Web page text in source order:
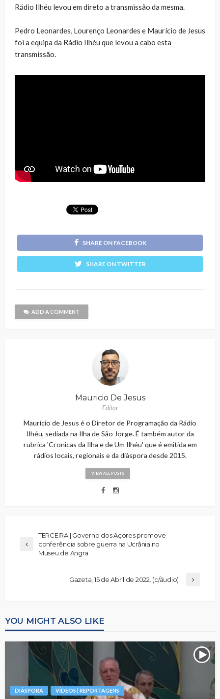
Rádio Ilhéu levou em direto a transmissão da mesma.
Pedro Leonardes, Lourenço Leonardes e Maurício de Jesus
foi a equipa da Rádio Ilhéu que levou a cabo esta
transmissão.
SHARE ON FACEBOOK
SHARE ON TWITTER
ADD A COMMENT
Mauricio De Jesus
Editor
Maurício de Jesus é o Diretor de Programação da Rádio
Ilhéu, sediada na Ilha de São Jorge. É também autor da
rubrica 'Cronicas da Ilha e de Um Ilhéu' que é emitida em
rádios locais, regionais e da diáspora desde 2015.
VIEW ALL POSTS
TERCEIRA | Governo dos Açores promove
conferência sobre guerra na Ucrânia no
Museu de Angra
Gazeta, 15 de Abril de 2022. (c/áudio)
YOU MIGHT ALSO LIKE
DIÁSPORA VÍDEOS | REPORTAGENS